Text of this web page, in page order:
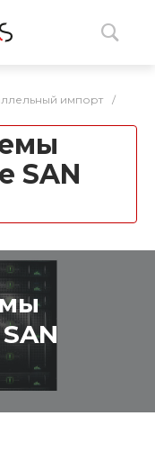
импорт /
SAN